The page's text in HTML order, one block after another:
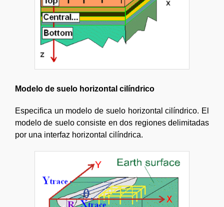
Modelo de suelo horizontal cilíndrico
Especifica un modelo de suelo horizontal cilíndrico. El
modelo de suelo consiste en dos regiones delimitadas
por una interfaz horizontal cilíndrica.